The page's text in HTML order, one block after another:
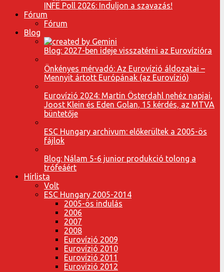
INFE Poll 2026: Induljon a szavazás!
Fórum
Fórum
Blog
Blog: 2027-ben ideje visszatérni az Eurovízióra
Önkényes mérvadó: Az Eurovízió áldozatai –
Mennyit ártott Európának (az Eurovízió)
Eurovízió 2024: Martin Österdahl nehéz napjai,
Joost Klein és Eden Golan, 15 kérdés, az MTVA
büntetője
ESC Hungary archivum: előkerültek a 2005-ös
fájlok
Blog: Nálam 5-6 junior produkció tolong a
trófeáért
Hírlista
Volt
ESC Hungary 2005-2014
2005-ös indulás
2006
2007
2008
Eurovízió 2009
Eurovízió 2010
Eurovízió 2011
Eurovízió 2012